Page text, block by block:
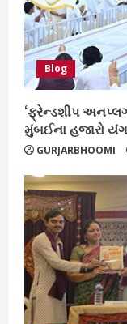
Blog
‘ફ્રેન્ડશીપ
મુંબઈના હજારો
GURJARBHOOMI